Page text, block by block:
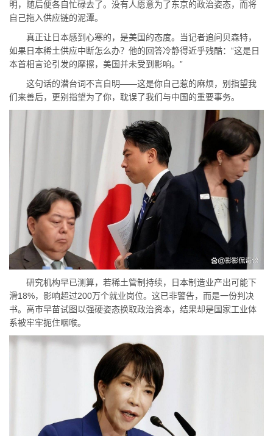
明，随后便各自忙碌去了。没有人愿意为了东京的政治姿态，而将
自己拖入供应链的泥潭。
真正让日本感到心寒的，是美国的态度。当记者追问贝森特，
如果日本稀土供应中断怎么办？他的回答冷静得近乎残酷：“这是日
本首相言论引发的摩擦，美国并未受到影响。”
这句话的潜台词不言自明——这是你自己惹的麻烦，别指望我
们来善后，更别指望为了你，耽误了我们与中国的重要事务。
研究机构早已测算，若稀土管制持续，日本制造业产出可能下
滑18%，影响超过200万个就业岗位。这已非警告，而是一份判决
书。高市早苗试图以强硬姿态换取政治资本，结果却是国家工业体
系被牢牢扼住咽喉。